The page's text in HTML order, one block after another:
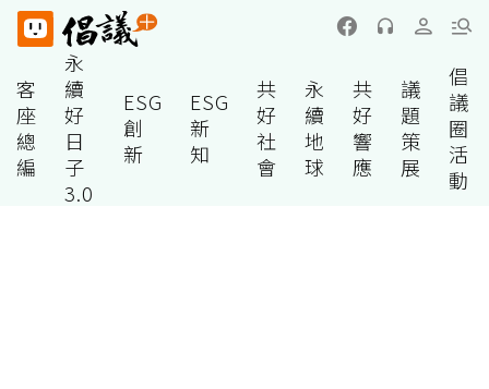
客
座
總
編
永
續
好
日
子
3.0
ESG
創
新
ESG
新
知
共
好
社
會
永
續
地
球
共
好
響
應
議
題
策
展
倡
議
圈
活
動